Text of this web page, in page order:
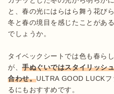
と、春の光にはらはら舞う花び
冬と春の境目を感じたことがあ
でしょうか。
タイベックシートでは色も春ら
が、手ぬぐいではスタイリッシ
合わせ。ULTRA GOOD LUCK
るにもおすすめです。